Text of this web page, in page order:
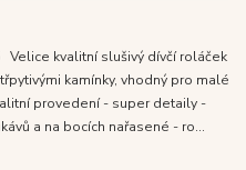
Velice kvalitní slušivý dívčí roláček
kamínky, vhodný pro malé
provedení - super detaily -
a na bocích nařasené - ro...